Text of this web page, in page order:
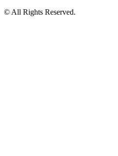
© All Rights Reserved.